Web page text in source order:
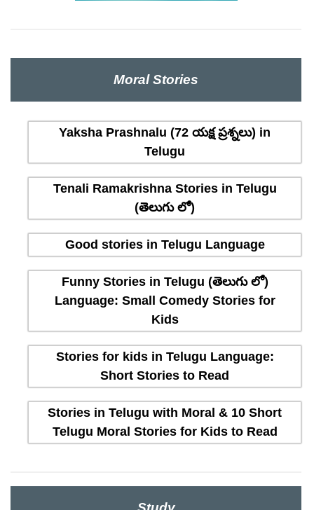
Moral Stories
Yaksha Prashnalu (72 యక్ష ప్రశ్నలు) in
Telugu
Tenali Ramakrishna Stories in Telugu
(తెలుగు లో)
Good stories in Telugu Language
Funny Stories in Telugu (తెలుగు లో)
Language: Small Comedy Stories for
Kids
Stories for kids in Telugu Language:
Short Stories to Read
Stories in Telugu with Moral & 10 Short
Telugu Moral Stories for Kids to Read